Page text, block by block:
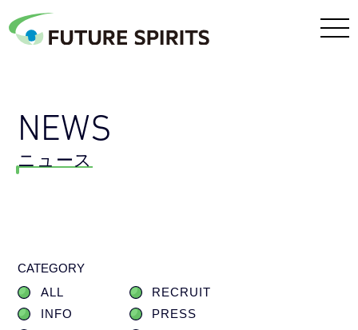
NEWS
ニュース
CATEGORY
ALL
RECRUIT
INFO
PRESS